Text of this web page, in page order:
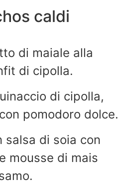
caldi
di maiale alla
di cipolla.
di cipolla,
pomodoro dolce.
salsa di soia con
mousse di mais